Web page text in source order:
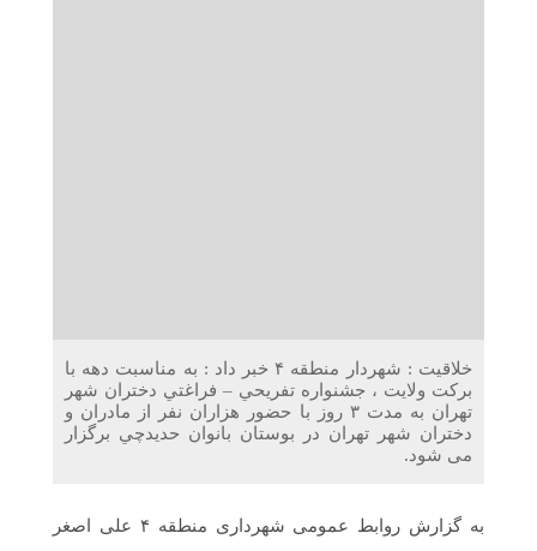
خلاقیت : شهردار منطقه ۴ خبر داد : به مناسبت دهه با
برکت ولایت ، جشنواره تفريحي – فراغتي دختران شهر
تهران به مدت ۳ روز با حضور هزاران نفر از مادران و
دختران شهر تهران در بوستان بانوان حديدچي برگزار
می شود.
به گزارش روابط عمومی شهرداری منطقه ۴ علی اصغر